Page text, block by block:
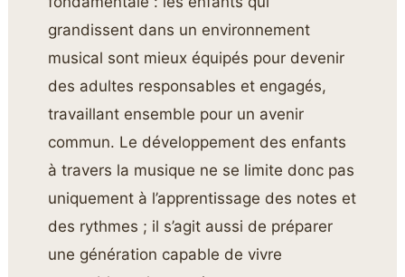
grandissent dans un environnement
musical sont mieux équipés pour devenir
des adultes responsables et engagés,
travaillant ensemble pour un avenir
commun. Le développement des enfants
à travers la musique ne se limite donc pas
uniquement à l’apprentissage des notes et
des rythmes ; il s’agit aussi de préparer
une génération capable de vivre